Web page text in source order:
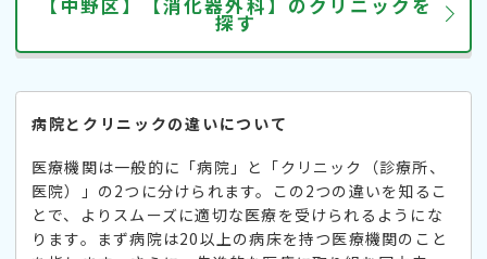
探す
病院とクリニックの違いについて
医療機関は一般的に「病院」と「クリニック（診療所、
医院）」の2つに分けられます。この2つの違いを知るこ
とで、よりスムーズに適切な医療を受けられるようにな
ります。まず病院は20以上の病床を持つ医療機関のこと